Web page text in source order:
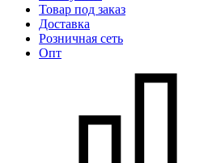
Товар под заказ
Доставка
Розничная сеть
Опт